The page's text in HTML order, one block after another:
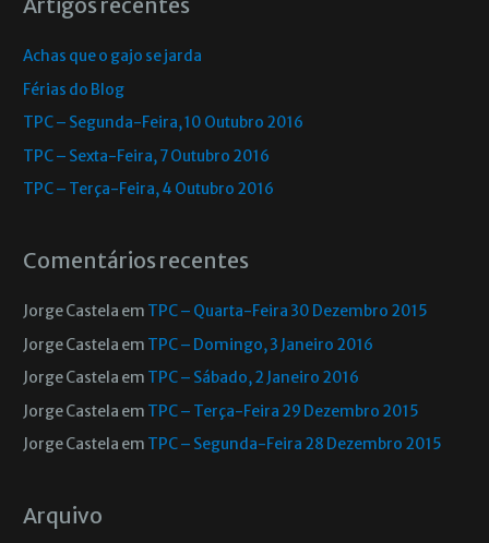
Artigos recentes
Achas que o gajo se jarda
Férias do Blog
TPC – Segunda-Feira, 10 Outubro 2016
TPC – Sexta-Feira, 7 Outubro 2016
TPC – Terça-Feira, 4 Outubro 2016
Comentários recentes
Jorge Castela em TPC – Quarta-Feira 30 Dezembro 2015
Jorge Castela em TPC – Domingo, 3 Janeiro 2016
Jorge Castela em TPC – Sábado, 2 Janeiro 2016
Jorge Castela em TPC – Terça-Feira 29 Dezembro 2015
Jorge Castela em TPC – Segunda-Feira 28 Dezembro 2015
Arquivo